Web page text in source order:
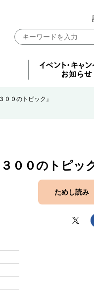
０のトピック』
００のトピッ
ためし読み